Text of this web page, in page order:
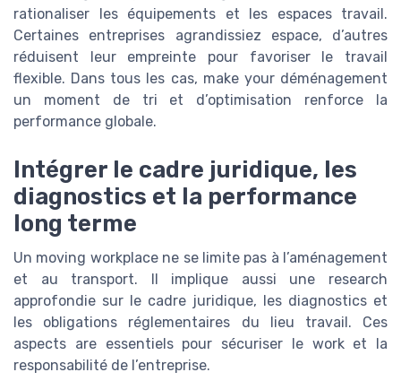
rationaliser les équipements et les espaces travail.
Certaines entreprises agrandissiez espace, d’autres
réduisent leur empreinte pour favoriser le travail
flexible. Dans tous les cas, make your déménagement
un moment de tri et d’optimisation renforce la
performance globale.
Intégrer le cadre juridique, les
diagnostics et la performance
long terme
Un moving workplace ne se limite pas à l’aménagement
et au transport. Il implique aussi une research
approfondie sur le cadre juridique, les diagnostics et
les obligations réglementaires du lieu travail. Ces
aspects are essentiels pour sécuriser le work et la
responsabilité de l’entreprise.